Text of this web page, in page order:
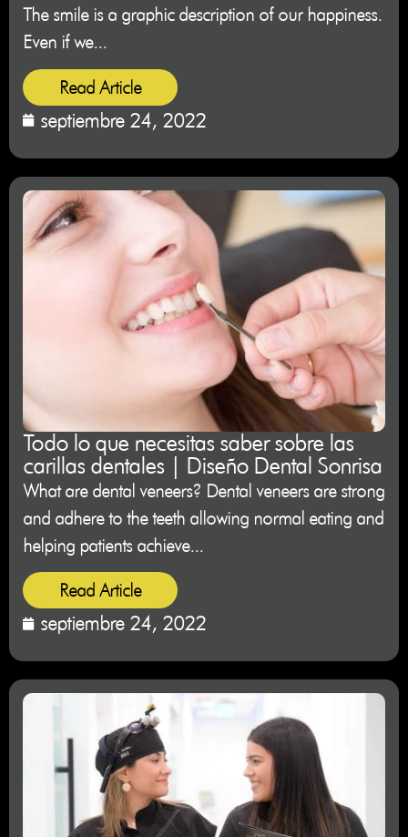
The smile is a graphic description of our happiness.
Even if we...
Read Article
septiembre 24, 2022
Todo lo que necesitas saber sobre las
carillas dentales | Diseño Dental Sonrisa
What are dental veneers? Dental veneers are strong
and adhere to the teeth allowing normal eating and
helping patients achieve...
Read Article
septiembre 24, 2022